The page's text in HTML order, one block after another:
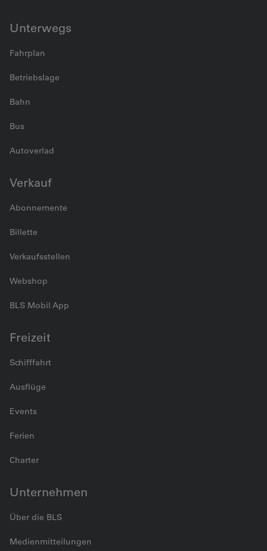
Unterwegs
Fahrplan
Betriebslage
Bahn
Bus
Autoverlad
Verkauf
Abonnemente
Billette
Verkaufsstellen
Webshop
BLS Mobil App
Freizeit
Schifffahrt
Ausflüge
Events
Ferien
Charter
Unternehmen
Über die BLS
Medienmitteilungen